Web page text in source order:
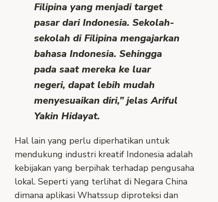
Filipina yang menjadi target
pasar dari Indonesia. Sekolah-
sekolah di Filipina mengajarkan
bahasa Indonesia. Sehingga
pada saat mereka ke luar
negeri, dapat lebih mudah
menyesuaikan diri,” jelas Ariful
Yakin Hidayat.
Hal lain yang perlu diperhatikan untuk
mendukung industri kreatif Indonesia adalah
kebijakan yang berpihak terhadap pengusaha
lokal. Seperti yang terlihat di Negara China
dimana aplikasi Whatssup diproteksi dan